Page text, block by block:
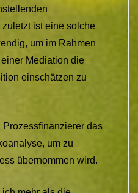
ist eine solche
um im Rahmen
Mediation die
einschätzen zu
Prozessfinanzierer das
um zu
übernommen wird.